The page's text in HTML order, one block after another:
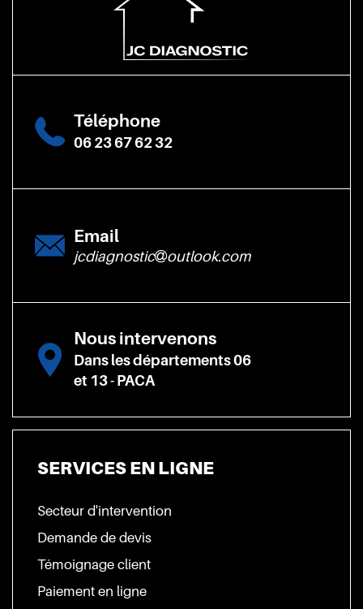
Téléphone
06 23 67 62 32
Email
jcdiagnostic outlook.com
Nous intervenons
Dans les départements 06
et 13 - PACA
SERVICES EN LIGNE
Secteur d'intervention
Demande de devis
Témoignage client
Paiement en ligne